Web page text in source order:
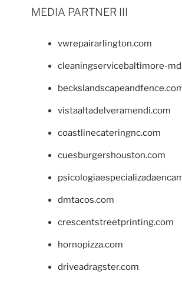
MEDIA PARTNER III
vwrepairarlington.com
cleaningservicebaltimore-
vistaaltadelveramendi.com
coastlinecateringnc.com
cuesburgershouston.com
dmtacos.com
crescentstreetprinting.com
hornopizza.com
driveadragster.com